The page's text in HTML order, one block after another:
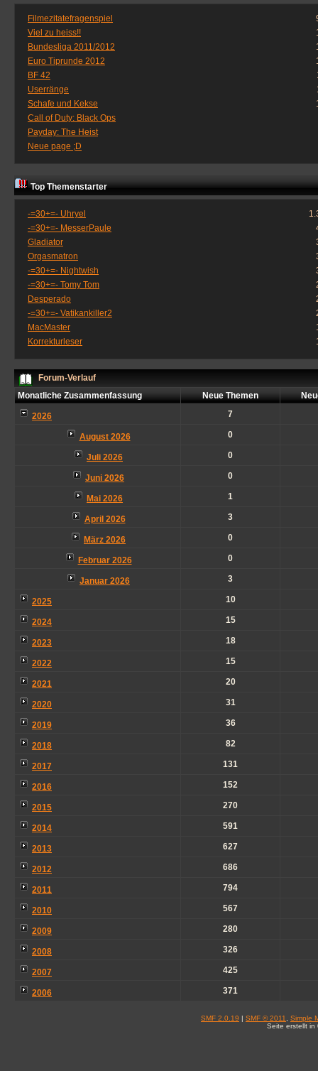
Filmezitatefragenspiel
Viel zu heiss!!
Bundesliga 2011/2012
Euro Tiprunde 2012
BF 42
Userränge
Schafe und Kekse
Call of Duty: Black Ops
Payday: The Heist
Neue page ;D
Top Themenstarter
-=30+=- Uhryel
-=30+=- MesserPaule
Gladiator
Orgasmatron
-=30+=- Nightwish
-=30+=- Tomy Tom
Desperado
-=30+=- Vatikankiller2
MacMaster
Korrekturleser
Forum-Verlauf
Monatliche Zusammenfassung
Neue Themen
2026 7
August 2026 0
Juli 2026 0
Juni 2026 0
Mai 2026 1
April 2026 3
März 2026 0
Februar 2026 0
Januar 2026 3
2025 10
2024 15
2023 18
2022 15
2021 20
2020 31
2019 36
2018 82
2017 131
2016 152
2015 270
2014 591
2013 627
2012 686
2011 794
2010 567
2009 280
2008 326
2007 425
2006 371
SMF 2.0.19 | SMF © 2011
Simple
Seite erstellt in